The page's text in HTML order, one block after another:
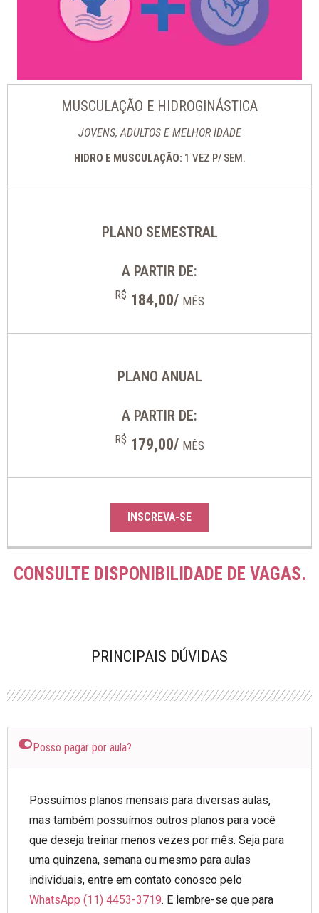
MUSCULAÇÃO E HIDROGINÁSTICA
JOVENS, ADULTOS E MELHOR IDADE
HIDRO E MUSCULAÇÃO: 1 VEZ P/ SEM.
PLANO SEMESTRAL
A PARTIR DE:
R$ 184,00/ MÊS
PLANO ANUAL
A PARTIR DE:
R$ 179,00/ MÊS
INSCREVA-SE
CONSULTE DISPONIBILIDADE DE VAGAS.
PRINCIPAIS DÚVIDAS
Posso pagar por aula?
Possuímos planos mensais para diversas aulas,
mas também possuímos outros planos para você
que deseja treinar menos vezes por mês. Seja para
uma quinzena, semana ou mesmo para aulas
individuais, entre em contato conosco pelo
WhatsApp (11) 4453-3719. E lembre-se que para